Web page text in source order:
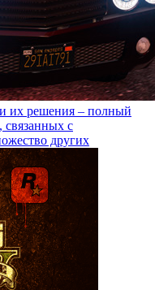
их решения – полный
с
других